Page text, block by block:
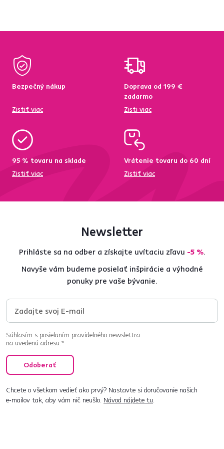
Bezpečný nákup
Zistiť viac
Doprava od 199 €
zadarmo
Zisti viac
95 % tovaru na sklade
Zistiť viac
Vrátenie tovaru do 60 dní
Zistiť viac
Newsletter
Prihláste sa na odber a získajte uvítaciu zľavu -5 %.
Navyše vám budeme posielať inšpirácie a výhodné
ponuky pre vaše bývanie.
Súhlasím s posielaním pravidelného newslettra
na uvedenú adresu.*
Odoberať
Chcete o všetkom vedieť ako prvý? Nastavte si doručovanie našich
e‑mailov tak, aby vám nič neušlo. Návod nájdete tu.